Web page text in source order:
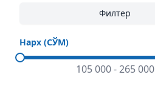
Филтер
Нарх (СЎМ)
105 000-265 000